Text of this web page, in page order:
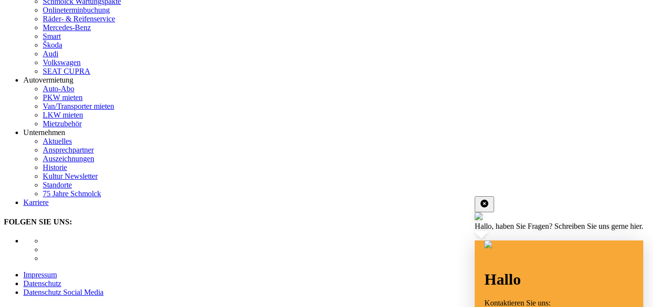
Onlineterminbuchung
Räder- & Reifenservice
Mercedes-Benz
Smart
Škoda
Audi
Volkswagen
SEAT CUPRA
Autovermietung
Auto-Abo
PKW mieten
Van/Transporter mieten
LKW mieten
Mietzubehör
Unternehmen
Aktuelles
Ansprechpartner
Auszeichnungen
Historie
Kultur Newsletter
Standorte
75 Jahre Schmolck
Karriere
FOLGEN SIE UNS:
Impressum
Datenschutz
Datenschutz Social Media
Hallo, haben Sie Fragen? Schreiben Sie uns gerne hier.
Hallo
Kontaktieren Sie uns: